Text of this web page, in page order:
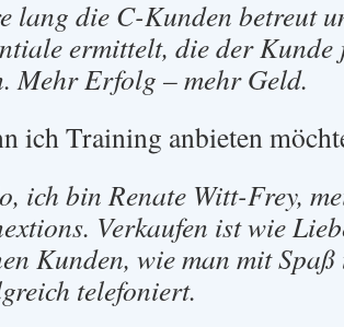
lang die C-Kunden betreut
ermittelt, die der Kunde
Mehr Erfolg – mehr Geld.
ich Training anbieten
ich bin Renate Witt-Frey,
Verkaufen ist wie
Kunden, wie man mit
telefoniert.